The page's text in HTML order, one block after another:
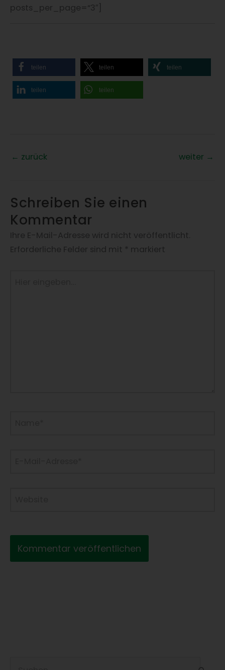
posts_per_page=“3″]
teilen teilen teilen
teilen teilen
← zurück weiter →
Schreiben Sie einen
Kommentar
Ihre E-Mail-Adresse wird nicht veröffentlicht.
Erforderliche Felder sind mit
markiert